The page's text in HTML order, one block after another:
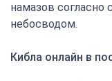
намазов
небосводом.
Кибла онлайн в